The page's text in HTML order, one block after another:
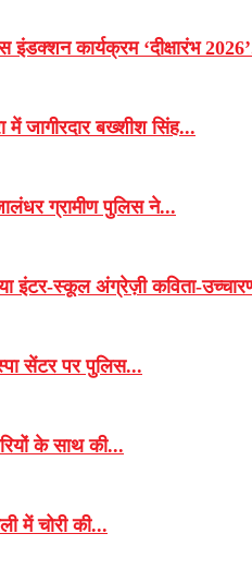
इंडक्शन कार्यक्रम ‘दीक्षारंभ
जागीरदार बख्शीश सिंह...
ग्रामीण पुलिस ने...
इंटर-स्कूल अंग्रेज़ी कविता-
सेंटर पर पुलिस...
के साथ की...
में चोरी की...